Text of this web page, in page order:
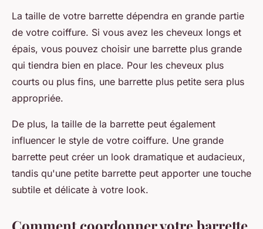
La taille de votre barrette dépendra en grande partie
de votre coiffure. Si vous avez les cheveux longs et
épais, vous pouvez choisir une barrette plus grande
qui tiendra bien en place. Pour les cheveux plus
courts ou plus fins, une barrette plus petite sera plus
appropriée.
De plus, la taille de la barrette peut également
influencer le style de votre coiffure. Une grande
barrette peut créer un look dramatique et audacieux,
tandis qu'une petite barrette peut apporter une touche
subtile et délicate à votre look.